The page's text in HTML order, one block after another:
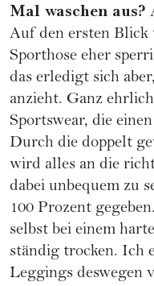
Mal waschen aus?
Auf den ersten
Sporthose eher
das erledigt sich
anzieht. Ganz
Sportswear, die
Durch die doppelt
wird alles an die
dabei unbequem zu
100 Prozent
selbst bei einem
ständig trocken. Ich
Leggings deswegen